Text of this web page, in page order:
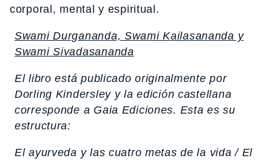
corporal, mental y espiritual.
Swami Durgananda, Swami Kailasananda y
Swami Sivadasananda
El libro está publicado originalmente por
Dorling Kindersley y la edición castellana
corresponde a Gaia Ediciones. Esta es su
estructura:
El ayurveda y las cuatro metas de la vida / El